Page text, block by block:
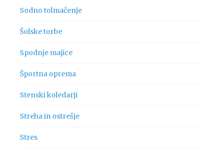
Sodno tolmačenje
Šolske torbe
Spodnje majice
Športna oprema
Stenski koledarji
Streha in ostrešje
Stres